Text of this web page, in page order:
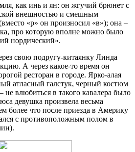
как инь и ян: он жгучий брюнет с
внешностью и смешным
«р» он произносил «в»); она –
про которую вполне можно было
нордический».
свою подругу-китаянку Линда
А через какое-то время он
ресторан в городе. Ярко-алая
атласный галстук, черный костюм
влюбиться в такого кавалера было
девушка произвела весьма
более что после приезда в Америку
с противоположным полом в